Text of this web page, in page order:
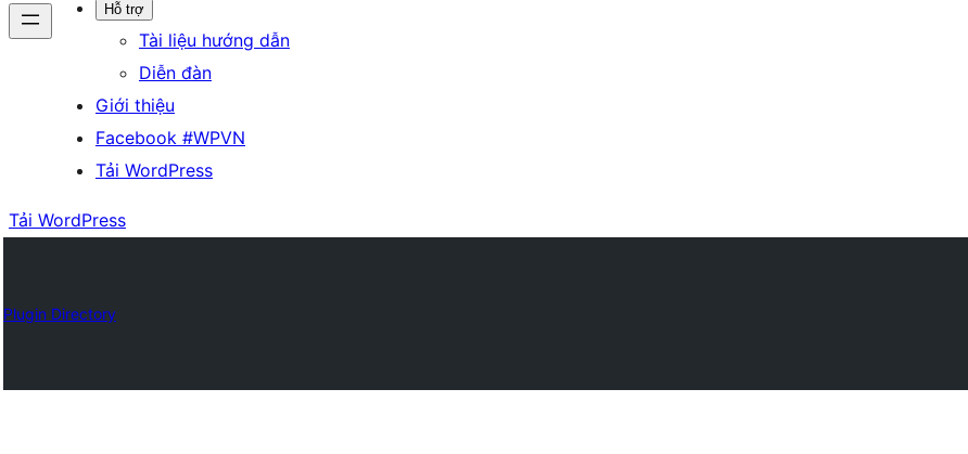
Hỗ trợ
Tài liệu hướng dẫn
Diễn đàn
Giới thiệu
Facebook #WPVN
Tải WordPress
Tải WordPress
Plugin Directory